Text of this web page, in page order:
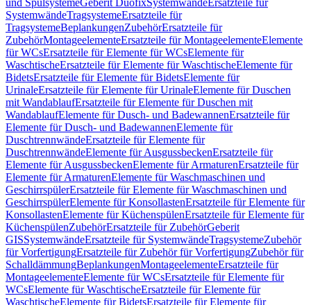
und SpülsystemeGeberit DuofixSystemwändeErsatzteile für
SystemwändeTragsystemeErsatzteile für
TragsystemeBeplankungenZubehörErsatzteile für
ZubehörMontageelementeErsatzteile für MontageelementeElemente
für WCsErsatzteile für Elemente für WCsElemente für
WaschtischeErsatzteile für Elemente für WaschtischeElemente für
BidetsErsatzteile für Elemente für BidetsElemente für
UrinaleErsatzteile für Elemente für UrinaleElemente für Duschen
mit WandablaufErsatzteile für Elemente für Duschen mit
WandablaufElemente für Dusch- und BadewannenErsatzteile für
Elemente für Dusch- und BadewannenElemente für
DuschtrennwändeErsatzteile für Elemente für
DuschtrennwändeElemente für AusgussbeckenErsatzteile für
Elemente für AusgussbeckenElemente für ArmaturenErsatzteile für
Elemente für ArmaturenElemente für Waschmaschinen und
GeschirrspülerErsatzteile für Elemente für Waschmaschinen und
GeschirrspülerElemente für KonsollastenErsatzteile für Elemente für
KonsollastenElemente für KüchenspülenErsatzteile für Elemente für
KüchenspülenZubehörErsatzteile für ZubehörGeberit
GISSystemwändeErsatzteile für SystemwändeTragsystemeZubehör
für VorfertigungErsatzteile für Zubehör für VorfertigungZubehör für
SchalldämmungBeplankungenMontageelementeErsatzteile für
MontageelementeElemente für WCsErsatzteile für Elemente für
WCsElemente für WaschtischeErsatzteile für Elemente für
WaschtischeElemente für BidetsErsatzteile für Elemente für